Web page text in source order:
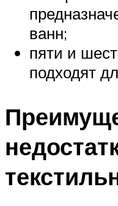
ванн;
пяти и
подходят